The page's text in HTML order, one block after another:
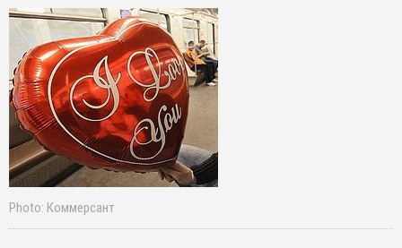
Photo: Коммерсант